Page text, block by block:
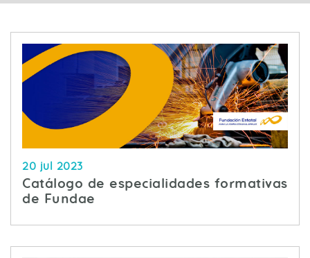
20 jul 2023
Catálogo de especialidades formativas
de Fundae